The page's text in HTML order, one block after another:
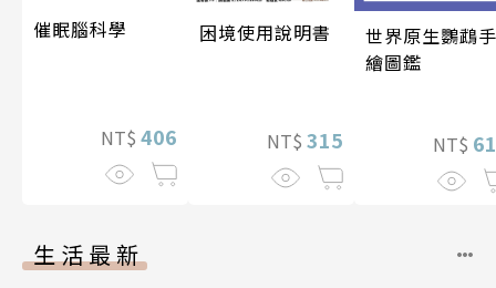
催眠腦科學
NT$ 406
困境使用說明書
NT$ 315
世界原生鸚鵡手
繪圖鑑
NT$
生活最新